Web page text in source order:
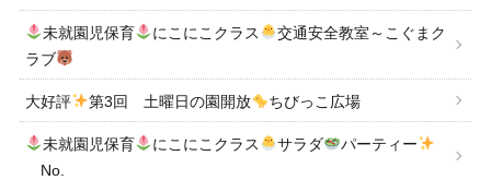
未就園児保育 にこにこクラス
交通安全教室～こぐまク
ラブ
大好評 第3回 土曜日の園開放 ちびっこ広場
未就園児保育 にこにこクラス サラダ
パーティー
No.